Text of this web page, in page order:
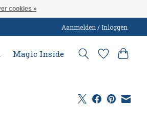
Aanmelden / Inloggen
Magic Inside
cookies »